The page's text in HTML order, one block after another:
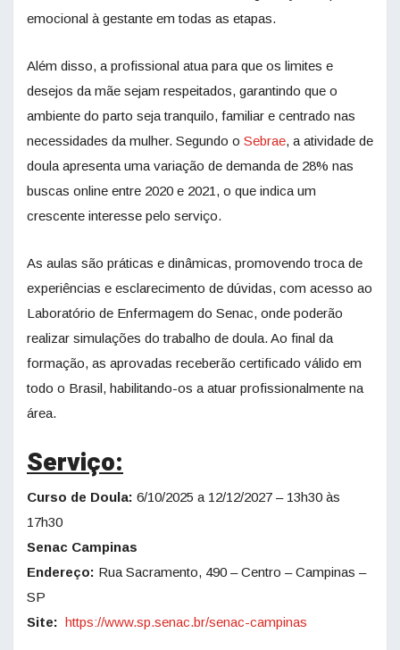
emocional à gestante em todas as etapas.
Além disso, a profissional atua para que os limites e
desejos da mãe sejam respeitados, garantindo que o
ambiente do parto seja tranquilo, familiar e centrado nas
necessidades da mulher. Segundo o Sebrae, a atividade de
doula apresenta uma variação de demanda de 28% nas
buscas online entre 2020 e 2021, o que indica um
crescente interesse pelo serviço.
As aulas são práticas e dinâmicas, promovendo troca de
experiências e esclarecimento de dúvidas, com acesso ao
Laboratório de Enfermagem do Senac, onde poderão
realizar simulações do trabalho de doula. Ao final da
formação, as aprovadas receberão certificado válido em
todo o Brasil, habilitando-os a atuar profissionalmente na
área.
Serviço:
Curso de Doula: 6/10/2025 a 12/12/2027 – 13h30 às
17h30
Senac Campinas
Endereço: Rua Sacramento, 490 – Centro – Campinas –
SP
Site: https://www.sp.senac.br/senac-campinas